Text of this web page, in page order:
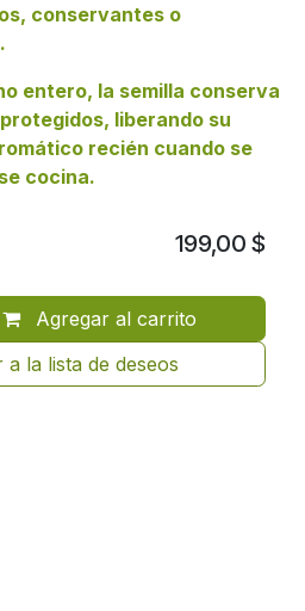
conservantes o
entero, la semilla conserva
liberando su
recién cuando se
cocina.
Agregar al carrito
a la lista de deseos
199,00 $